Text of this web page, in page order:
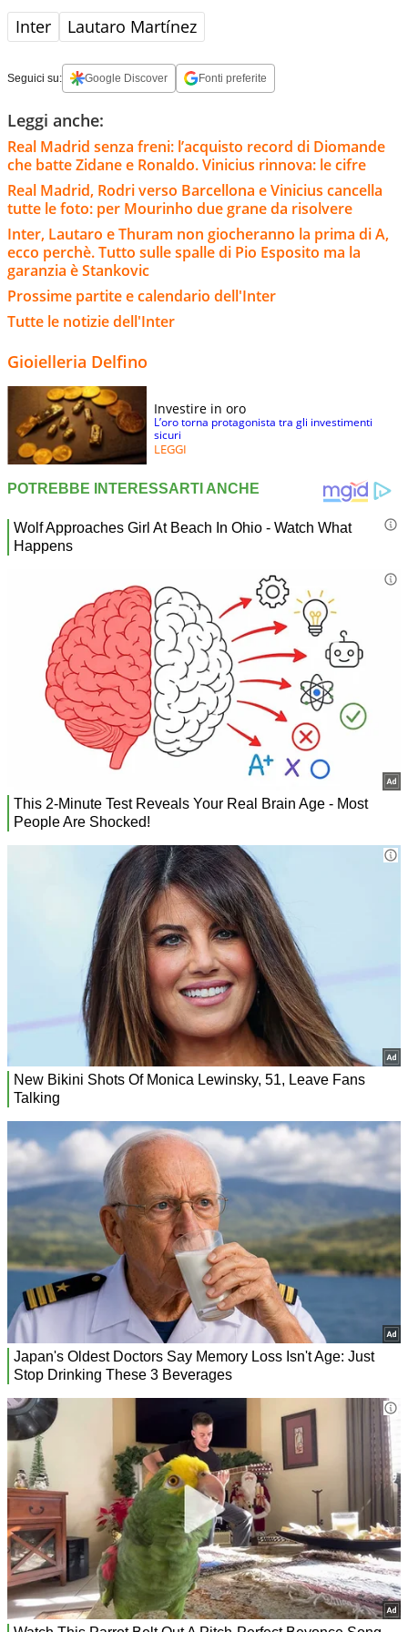
Inter Lautaro Martínez
Seguici su: Google Discover Fonti preferite
Leggi anche:
Real Madrid senza freni: l’acquisto record di Diomande
che batte Zidane e Ronaldo. Vinicius rinnova: le cifre
Real Madrid, Rodri verso Barcellona e Vinicius cancella
tutte le foto: per Mourinho due grane da risolvere
Inter, Lautaro e Thuram non giocheranno la prima di A,
ecco perchè. Tutto sulle spalle di Pio Esposito ma la
garanzia è Stankovic
Prossime partite e calendario dell'Inter
Tutte le notizie dell'Inter
Gioielleria Delfino
Investire in oro
L’oro torna protagonista tra gli investimenti
sicuri
LEGGI